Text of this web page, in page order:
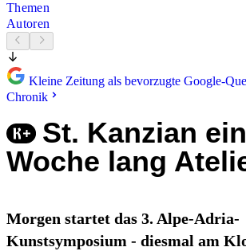
Themen
Autoren
Kleine Zeitung als bevorzugte Google-
Chronik
St. Kanzian
Woche lang
Morgen startet das 3. Alpe-Adria-
Kunstsymposium - diesmal am